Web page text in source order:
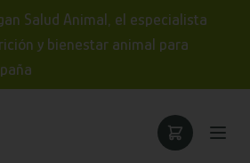
Salud Animal, el especialista
y bienestar animal para